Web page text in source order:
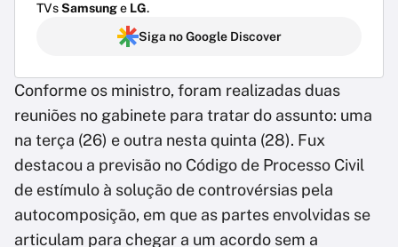
TVsSamsunge LG.
Siga no Google Discover
Conforme os ministro, foram realizadas duas
reuniões no gabinete para tratar do assunto: uma
na terça (26) e outra nesta quinta (28). Fux
destacou a previsão no Código de Processo Civil
de estímulo à solução de controvérsias pela
autocomposição, em que as partes envolvidas se
articulam para chegar a um acordo sem a